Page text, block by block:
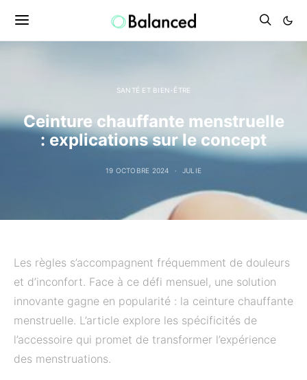
SANTÉ ET BIEN-ÊTRE
Ceinture chauffante menstruelle
: explications sur le concept
19 OCTOBRE 2024 JULIE
Les règles s’accompagnent fréquemment de douleurs
et d’inconfort. Face à ce défi mensuel, une solution
innovante gagne en popularité : la ceinture chauffante
menstruelle. L’article explore les spécificités de
l’accessoire qui promet de transformer l’expérience
des menstruations.